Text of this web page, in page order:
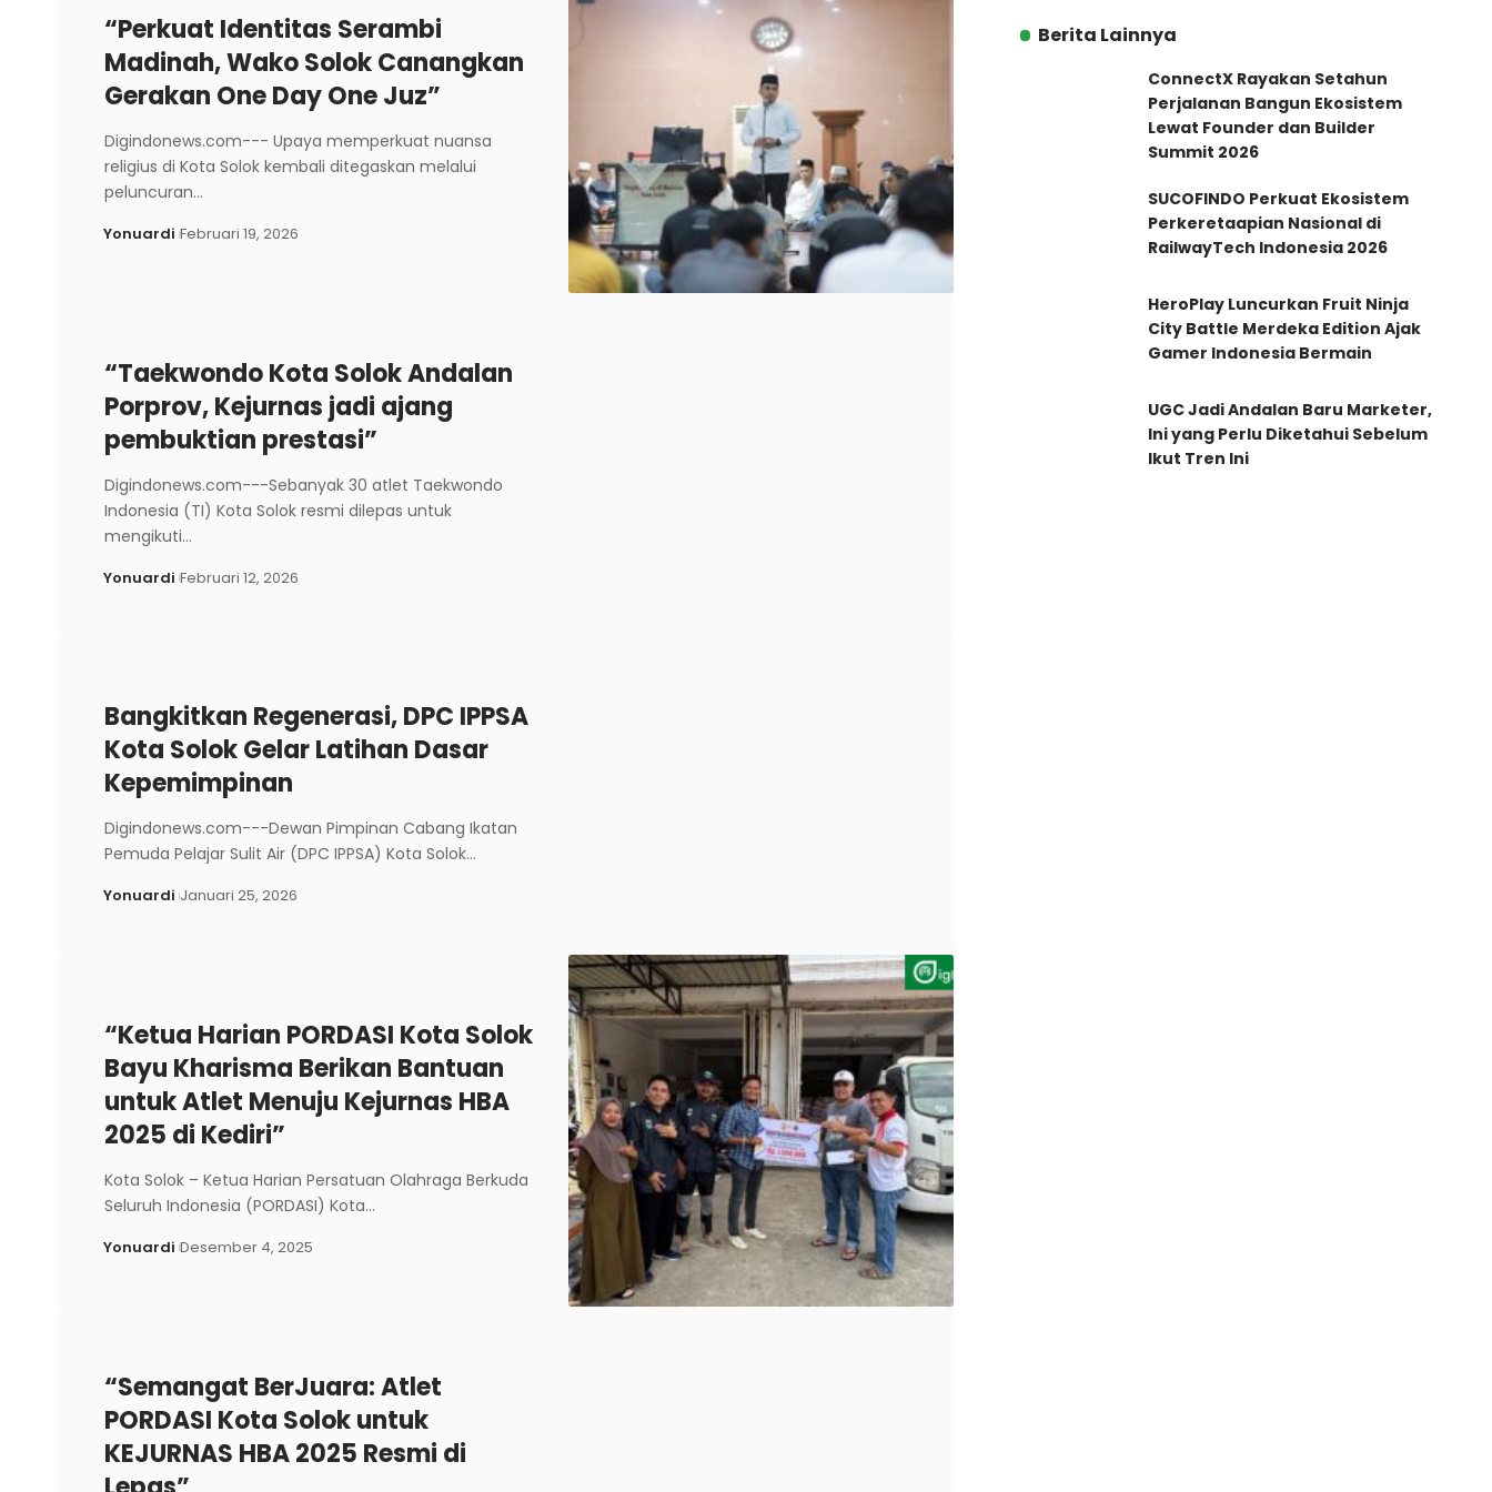
“Perkuat Identitas Serambi
Madinah, Wako Solok Canangkan
Gerakan One Day One Juz”
Digindonews.com--- Upaya memperkuat nuansa
religius di Kota Solok kembali ditegaskan melalui
peluncuran…
Yonuardi Februari 19, 2026
“Taekwondo Kota Solok Andalan
Porprov, Kejurnas jadi ajang
pembuktian prestasi”
Digindonews.com---Sebanyak 30 atlet Taekwondo
Indonesia (TI) Kota Solok resmi dilepas untuk
mengikuti…
Yonuardi Februari 12, 2026
Bangkitkan Regenerasi, DPC IPPSA
Kota Solok Gelar Latihan Dasar
Kepemimpinan
Digindonews.com---Dewan Pimpinan Cabang Ikatan
Pemuda Pelajar Sulit Air (DPC IPPSA) Kota Solok…
Yonuardi Januari 25, 2026
“Ketua Harian PORDASI Kota Solok
Bayu Kharisma Berikan Bantuan
untuk Atlet Menuju Kejurnas HBA
2025 di Kediri”
Kota Solok – Ketua Harian Persatuan Olahraga Berkuda
Seluruh Indonesia (PORDASI) Kota…
Yonuardi Desember 4, 2025
“Semangat BerJuara: Atlet
PORDASI Kota Solok untuk
KEJURNAS HBA 2025 Resmi di
Berita Lainnya
ConnectX Rayakan Setahun
Perjalanan Bangun Ekosistem
Lewat Founder dan Builder
Summit 2026
SUCOFINDO Perkuat Ekosistem
Perkeretaapian Nasional di
RailwayTech Indonesia 2026
HeroPlay Luncurkan Fruit Ninja
City Battle Merdeka Edition Ajak
Gamer Indonesia Bermain
UGC Jadi Andalan Baru Marketer,
Ini yang Perlu Diketahui Sebelum
Ikut Tren Ini